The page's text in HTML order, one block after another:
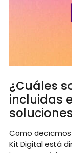
¿Cuáles
incluidas
Cómo
Kit Digital está